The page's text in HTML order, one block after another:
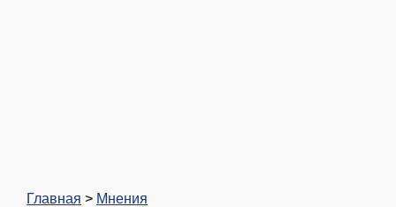
Главная > Мнения